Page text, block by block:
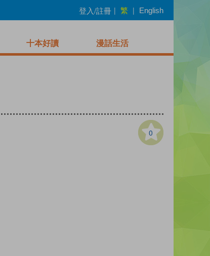
登入/註冊 | 繁 | English
十本好讀 漫話生活
0